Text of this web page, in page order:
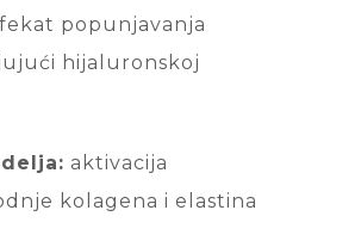
popunjavanja
hijaluronskoj
aktivacija
kolagena i elastina